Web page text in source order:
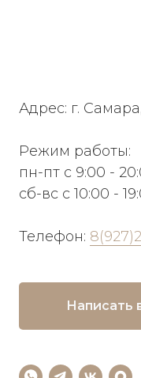
Адрес: г.
Режим работы:
пн-пт с 9:00 -
сб-вс с 10:00 -
Телефон:
Написать